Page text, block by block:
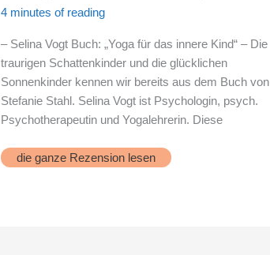
4 minutes of reading
– Selina Vogt Buch: „Yoga für das innere Kind“ – Die
traurigen Schattenkinder und die glücklichen
Sonnenkinder kennen wir bereits aus dem Buch von
Stefanie Stahl. Selina Vogt ist Psychologin, psych.
Psychotherapeutin und Yogalehrerin. Diese
S.Vogt:
„Innere
die ganze Rezension lesen